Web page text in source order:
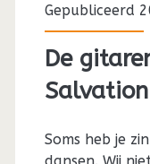
Gepubliceerd
De
Soms heb je
dansen. Wij